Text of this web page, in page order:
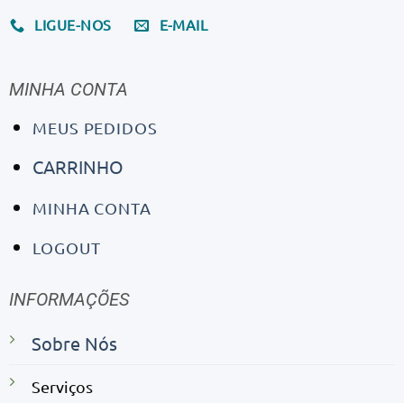
LIGUE-NOS E-MAIL
MINHA CONTA
MEUS PEDIDOS
CARRINHO
MINHA CONTA
LOGOUT
INFORMAÇÕES
Sobre Nós
Serviços